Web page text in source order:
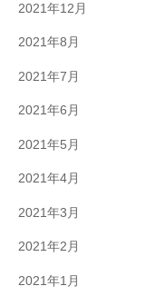
2021年12月
2021年8月
2021年7月
2021年6月
2021年5月
2021年4月
2021年3月
2021年2月
2021年1月